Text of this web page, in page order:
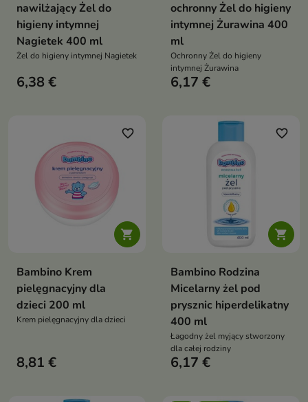
nawilżający Żel do
higieny intymnej
Nagietek 400 ml
Żel do higieny intymnej Nagietek
6,38 €
ochronny Żel do higieny
intymnej Żurawina 400
ml
Ochronny Żel do higieny
intymnej Żurawina
6,17 €

favorite_border
Bambino Krem
pielęgnacyjny dla
dzieci 200 ml
Krem pielęgnacyjny dla dzieci
8,81 €

favorite_border
Bambino Rodzina
Micelarny żel pod
prysznic hiperdelikatny
400 ml
Łagodny żel myjący stworzony
dla całej rodziny
6,17 €